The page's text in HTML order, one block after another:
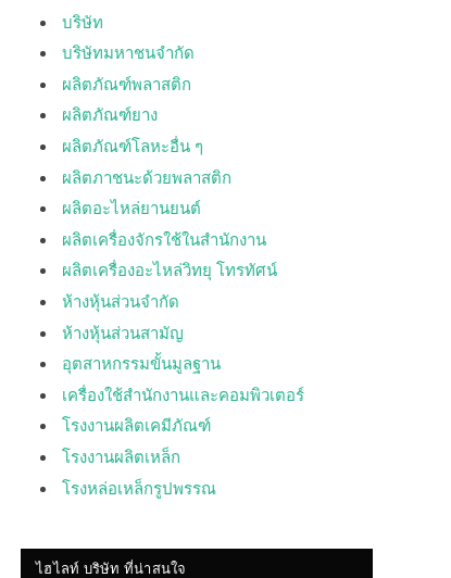
บริษัท
บริษัทมหาชนจำกัด
ผลิตภัณฑ์พลาสติก
ผลิตภัณฑ์ยาง
ผลิตภัณฑ์โลหะอื่น ๆ
ผลิตภาชนะด้วยพลาสติก
ผลิตอะไหล่ยานยนต์
ผลิตเครื่องจักรใช้ในสำนักงาน
ผลิตเครื่องอะไหล่วิทยุ โทรทัศน์
ห้างหุ้นส่วนจำกัด
ห้างหุ้นส่วนสามัญ
อุตสาหกรรมขั้นมูลฐาน
เครื่องใช้สำนักงานและคอมพิวเตอร์
โรงงานผลิตเคมีภัณฑ์
โรงงานผลิตเหล็ก
โรงหล่อเหล็กรูปพรรณ
ไฮไลท์ บริษัท ที่น่าสนใจ